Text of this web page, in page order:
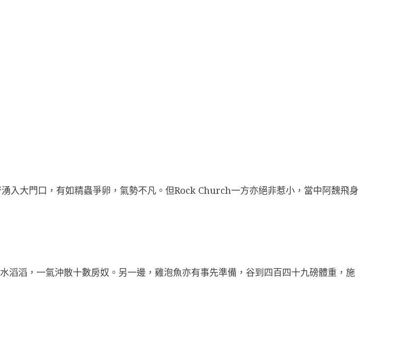
入大門口，有如精蟲爭卵，氣勢不凡。但Rock Church一方亦絕非惹小，當中阿魏飛身
滔，一氣沖散十數房奴。另一邊，雞泡魚亦有事先準備，谷到四百四十九磅體重，施